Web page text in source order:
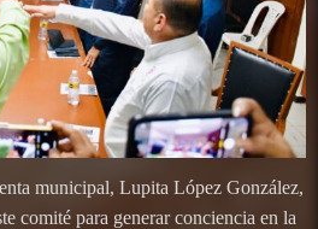
municipal, Lupita López González,
comité para generar conciencia en la